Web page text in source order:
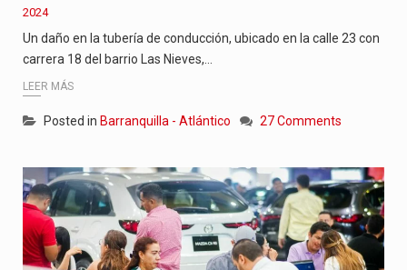
2024
Un daño en la tubería de conducción, ubicado en la calle 23 con
carrera 18 del barrio Las Nieves,…
LEER MÁS
Posted in Barranquilla - Atlántico 27 Comments